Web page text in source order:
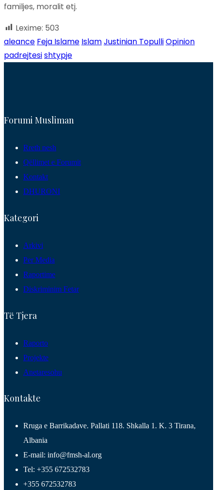
familjes, moralit etj.
Lexime: 503
aleance Feja Islame IslamJustinian TopulliOpinion
padrejtesishtypje
Forumi Musliman
Rreth nesh
Qëllimet e Forumit
Kontakt
DHURONI
Kategori
Arkivi
Per Media
Raportime
Diskriminim Fetar
Të Tjera
Raporto
Projekte
Anetaresohu
Kontakte
Rruga e Barrikadave. Pallati 118. Shkalla 1. K. 3 Tirana,
Albania
E-mail: info@fmsh-al.org
Tel: +355 672532783
+355 672532783